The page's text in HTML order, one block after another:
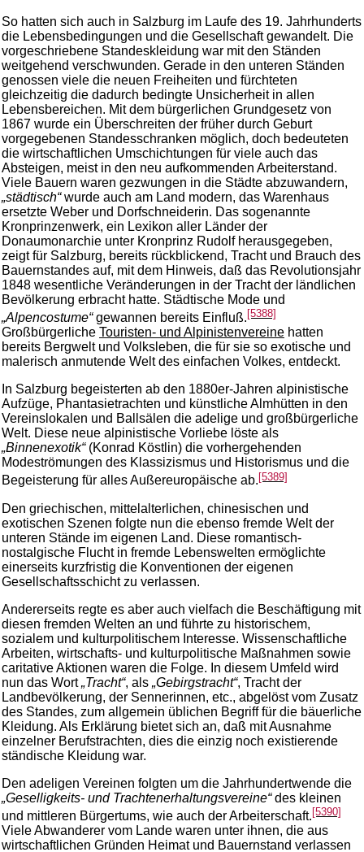
So hatten sich auch in Salzburg im Laufe des 19. Jahrhunderts
die Lebensbedingungen und die Gesellschaft gewandelt. Die
vorgeschriebene Standeskleidung war mit den Ständen
weitgehend verschwunden. Gerade in den unteren Ständen
genossen viele die neuen Freiheiten und fürchteten
gleichzeitig die dadurch bedingte Unsicherheit in allen
Lebensbereichen. Mit dem bürgerlichen Grundgesetz von
1867 wurde ein Überschreiten der früher durch Geburt
vorgegebenen Standesschranken möglich, doch bedeuteten
die wirtschaftlichen Umschichtungen für viele auch das
Absteigen, meist in den neu aufkommenden Arbeiterstand.
Viele Bauern waren gezwungen in die Städte abzuwandern,
„städtisch“wurde auch am Land modern, das Warenhaus
ersetzte Weber und Dorfschneiderin. Das sogenannte
Kronprinzenwerk, ein Lexikon aller Länder der
Donaumonarchie unter Kronprinz Rudolf herausgegeben,
zeigt für Salzburg, bereits rückblickend, Tracht und Brauch des
Bauernstandes auf, mit dem Hinweis, daß das Revolutionsjahr
1848 wesentliche Veränderungen in der Tracht der ländlichen
Bevölkerung erbracht hatte. Städtische Mode und
„Alpencostume“gewannen bereits Einfluß. [5388]
Großbürgerliche Touristen- und Alpinistenvereine hatten
bereits Bergwelt und Volksleben, die für sie so exotische und
malerisch anmutende Welt des einfachen Volkes, entdeckt.
In Salzburg begeisterten ab den 1880er-Jahren alpinistische
Aufzüge, Phantasietrachten und künstliche Almhütten in den
Vereinslokalen und Ballsälen die adelige und großbürgerliche
Welt. Diese neue alpinistische Vorliebe löste als
„Binnenexotik“(Konrad Köstlin) die vorhergehenden
Modeströmungen des Klassizismus und Historismus und die
Begeisterung für alles Außereuropäische ab.[5389]
Den griechischen, mittelalterlichen, chinesischen und
exotischen Szenen folgte nun die ebenso fremde Welt der
unteren Stände im eigenen Land. Diese romantisch-
nostalgische Flucht in fremde Lebenswelten ermöglichte
einerseits kurzfristig die Konventionen der eigenen
Gesellschaftsschicht zu verlassen.
Andererseits regte es aber auch vielfach die Beschäftigung mit
diesen fremden Welten an und führte zu historischem,
sozialem und kulturpolitischem Interesse. Wissenschaftliche
Arbeiten, wirtschafts- und kulturpolitische Maßnahmen sowie
caritative Aktionen waren die Folge. In diesem Umfeld wird
nun das Wort„Tracht“, als „Gebirgstracht“, Tracht der
Landbevölkerung, der Sennerinnen, etc., abgelöst vom Zusatz
des Standes, zum allgemein üblichen Begriff für die bäuerliche
Kleidung. Als Erklärung bietet sich an, daß mit Ausnahme
einzelner Berufstrachten, dies die einzig noch existierende
ständische Kleidung war.
Den adeligen Vereinen folgten um die Jahrhundertwende die
„Geselligkeits- und Trachtenerhaltungsvereine“des kleinen
und mittleren Bürgertums, wie auch der Arbeiterschaft.[5390]
Viele Abwanderer vom Lande waren unter ihnen, die aus
wirtschaftlichen Gründen Heimat und Bauernstand verlassen